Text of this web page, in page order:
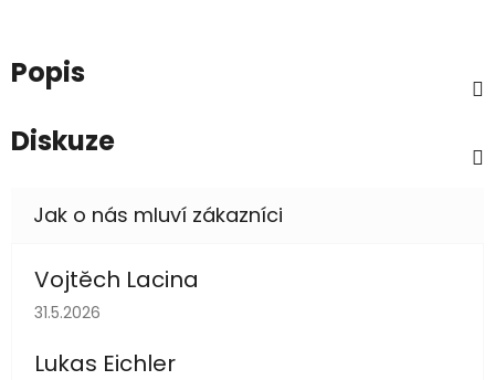
Popis
Diskuze
Vojtěch Lacina
Hodnocení obchodu je 5 z 5 hvězdiček.
31.5.2026
Lukas Eichler